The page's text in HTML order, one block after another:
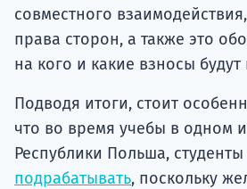
совместного
права сторон, а также это
на кого и какие взносы
Подводя итоги, стоит
что во время учебы в одном
Республики Польша, студенты
подрабатывать, поскольку